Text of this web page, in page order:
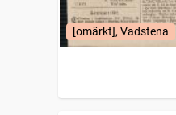
[omärkt], Vadstena